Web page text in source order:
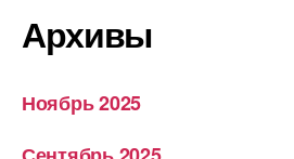
Архивы
Ноябрь 2025